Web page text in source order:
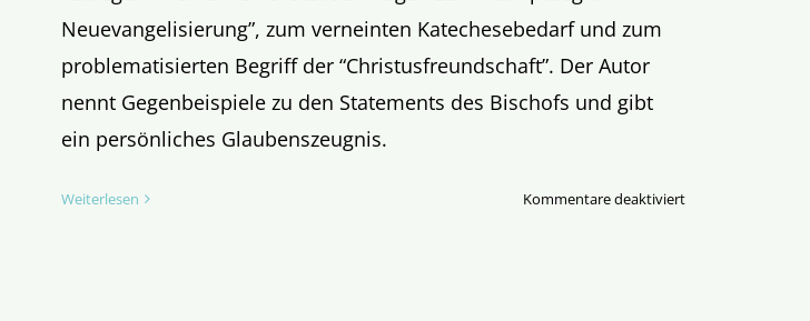
Neuevangelisierung”, zum verneinten Katechesebedarf und zum
problematisierten Begriff der “Christusfreundschaft”. Der Autor
nennt Gegenbeispiele zu den Statements des Bischofs und gibt
ein persönliches Glaubenszeugnis.
Weiterlesen Kommentare deaktiviertfür